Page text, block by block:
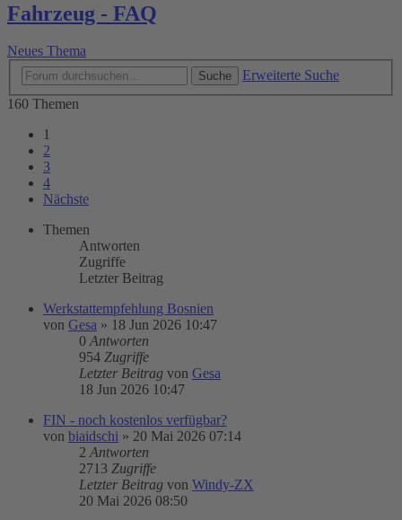
Fahrzeug - FAQ
Neues Thema
Suche
Erweiterte Suche
160 Themen
1
2
3
4
Nächste
Themen
Antworten
Zugriffe
Letzter Beitrag
Werkstattempfehlung Bosnien
von Gesa » 18 Jun 2026 10:47
0 Antworten
954 Zugriffe
Letzter Beitrag von Gesa
18 Jun 2026 10:47
FIN - noch kostenlos verfügbar?
von biaidschi » 20 Mai 2026 07:14
2 Antworten
2713 Zugriffe
Letzter Beitrag von Windy-ZX
20 Mai 2026 08:50